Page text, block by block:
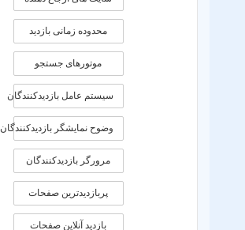
محدوده زمانی بازديد
موتورهای جستجو
سیستم عامل بازدیدکنندگان
وضوح نمایشگر بازدیدکنندگان
مرورگر بازدیدکنندگان
پربازدیدترین صفحات
بازدید آنلاین صفحات